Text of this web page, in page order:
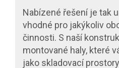
Nabízené řešení je tak
vhodné pro jakýkoliv
činnosti. S naší
montované haly, které
jako skladovací